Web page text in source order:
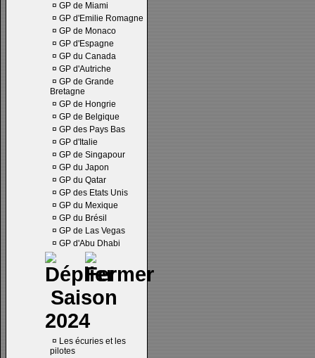
¤ GP de Miami
¤ GP d'Emilie Romagne
¤ GP de Monaco
¤ GP d'Espagne
¤ GP du Canada
¤ GP d'Autriche
¤ GP de Grande
Bretagne
¤ GP de Hongrie
¤ GP de Belgique
¤ GP des Pays Bas
¤ GP d'Italie
¤ GP de Singapour
¤ GP du Japon
¤ GP du Qatar
¤ GP des Etats Unis
¤ GP du Mexique
¤ GP du Brésil
¤ GP de Las Vegas
¤ GP d'Abu Dhabi
Saison
2024
¤ Les écuries et les
pilotes